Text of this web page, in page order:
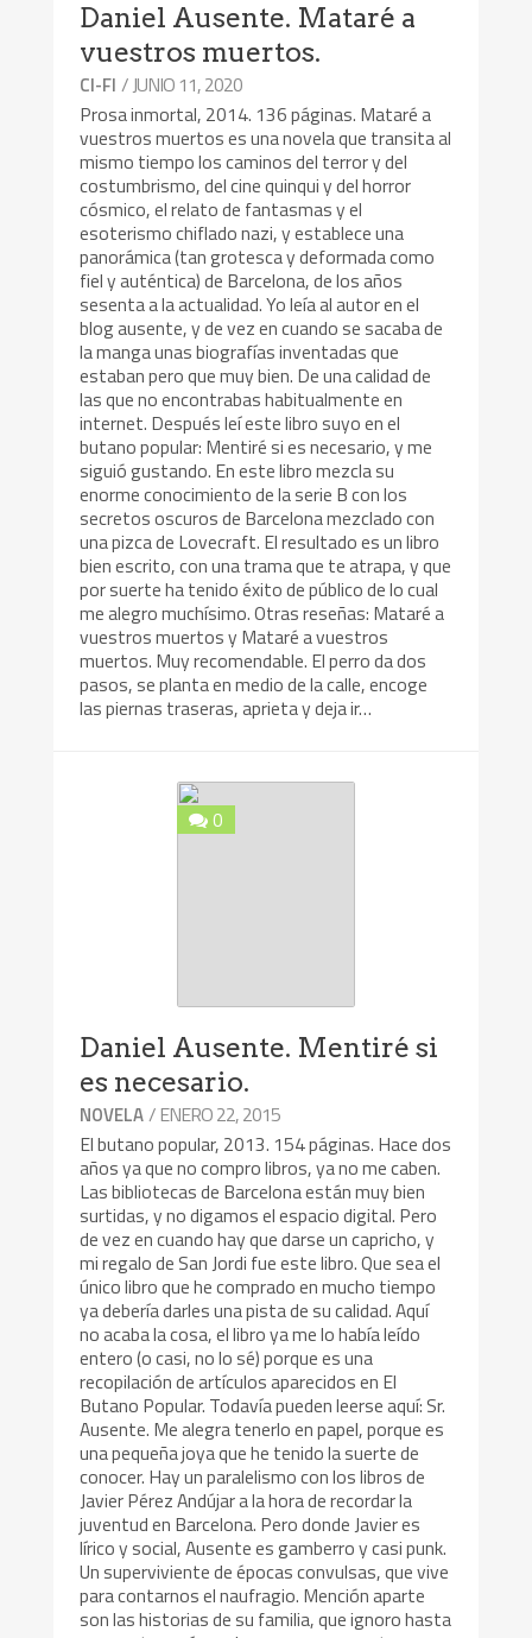
Daniel Ausente. Mataré a
vuestros muertos.
CI-FI / JUNIO 11, 2020
Prosa inmortal, 2014. 136 páginas. Mataré a
vuestros muertos es una novela que transita al
mismo tiempo los caminos del terror y del
costumbrismo, del cine quinqui y del horror
cósmico, el relato de fantasmas y el
esoterismo chiflado nazi, y establece una
panorámica (tan grotesca y deformada como
fiel y auténtica) de Barcelona, de los años
sesenta a la actualidad. Yo leía al autor en el
blog ausente, y de vez en cuando se sacaba de
la manga unas biografías inventadas que
estaban pero que muy bien. De una calidad de
las que no encontrabas habitualmente en
internet. Después leí este libro suyo en el
butano popular: Mentiré si es necesario, y me
siguió gustando. En este libro mezcla su
enorme conocimiento de la serie B con los
secretos oscuros de Barcelona mezclado con
una pizca de Lovecraft. El resultado es un libro
bien escrito, con una trama que te atrapa, y que
por suerte ha tenido éxito de público de lo cual
me alegro muchísimo. Otras reseñas: Mataré a
vuestros muertos y Mataré a vuestros
muertos. Muy recomendable. El perro da dos
pasos, se planta en medio de la calle, encoge
las piernas traseras, aprieta y deja ir…
0
Daniel Ausente. Mentiré si
es necesario.
NOVELA/ ENERO 22, 2015
El butano popular, 2013. 154 páginas. Hace dos
años ya que no compro libros, ya no me caben.
Las bibliotecas de Barcelona están muy bien
surtidas, y no digamos el espacio digital. Pero
de vez en cuando hay que darse un capricho, y
mi regalo de San Jordi fue este libro. Que sea el
único libro que he comprado en mucho tiempo
ya debería darles una pista de su calidad. Aquí
no acaba la cosa, el libro ya me lo había leído
entero (o casi, no lo sé) porque es una
recopilación de artículos aparecidos en El
Butano Popular. Todavía pueden leerse aquí: Sr.
Ausente. Me alegra tenerlo en papel, porque es
una pequeña joya que he tenido la suerte de
conocer. Hay un paralelismo con los libros de
Javier Pérez Andújar a la hora de recordar la
juventud en Barcelona. Pero donde Javier es
lírico y social, Ausente es gamberro y casi punk.
Un superviviente de épocas convulsas, que vive
para contarnos el naufragio. Mención aparte
son las historias de su familia, que ignoro hasta